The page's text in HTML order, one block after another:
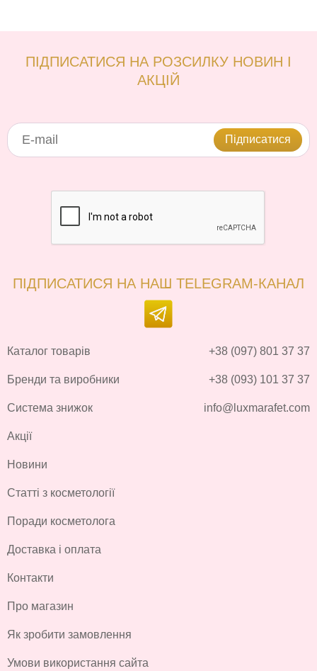
ПІДПИСАТИСЯ НА РОЗСИЛКУ НОВИН І
АКЦІЙ
Підписатися
ПІДПИСАТИСЯ НА НАШ TELEGRAM-КАНАЛ
Каталог товарів
Бренди та виробники
Система знижок
Акції
Новини
Статті з косметології
Поради косметолога
Доставка і оплата
Контакти
Про магазин
Як зробити замовлення
Умови використання сайта
+38 (097) 801 37 37
+38 (093) 101 37 37
info@luxmarafet.com